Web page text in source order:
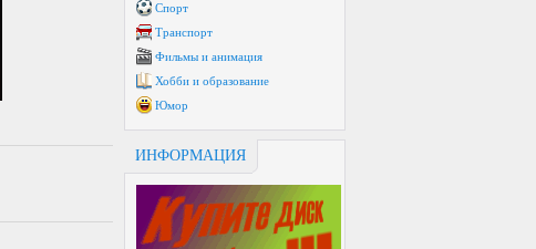
Спорт
Транспорт
Фильмы и анимация
Хобби и образование
Юмор
ИНФОРМАЦИЯ